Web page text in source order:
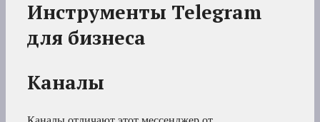
Инструменты Telegram
для бизнеса
Каналы